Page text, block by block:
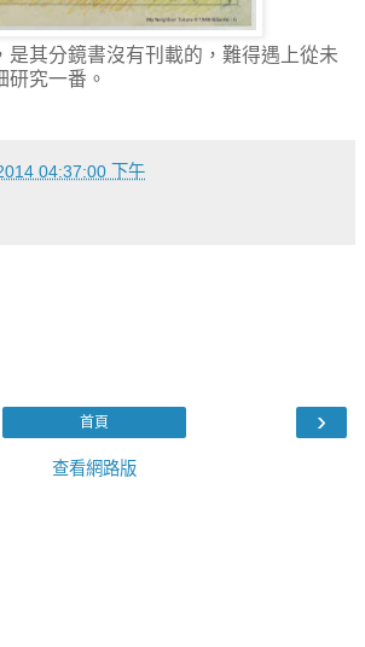
是其分鏡書沒有刊載的，難得遇上從未
研究一番。
04:37:00 下午
›
首頁
查看網路版